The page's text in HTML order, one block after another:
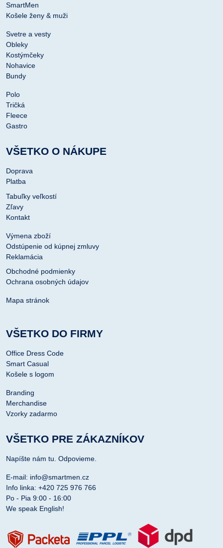
SmartMen
Košele ženy & muži
Svetre a vesty
Obleky
Kostýmčeky
Nohavice
Bundy
Polo
Tričká
Fleece
Gastro
VŠETKO O NÁKUPE
Doprava
Platba
Tabuľky veľkostí
Zľavy
Kontakt
Výmena zboží
Odstúpenie od kúpnej zmluvy
Reklamácia
Obchodné podmienky
Ochrana osobných údajov
Mapa stránok
VŠETKO DO FIRMY
Office Dress Code
Smart Casual
Košele s logom
Branding
Merchandise
Vzorky zadarmo
VŠETKO PRE ZÁKAZNÍKOV
Napíšte nám tu. Odpovieme.
E-mail: info@smartmen.cz
Info linka: +420 725 976 766
Po - Pia 9:00 - 16:00
We speak English!